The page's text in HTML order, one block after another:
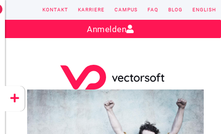
CONZEPT 16
YEET
Kontakt:sales@vectorsoft.de
KONTAKT KARRIERE CAMPUS FAQ BLOG ENGLISH
Anmelden